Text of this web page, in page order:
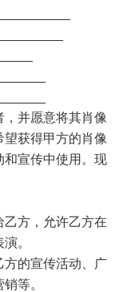
并愿意将其肖像
获得甲方的肖像
和宣传中使用。现
乙方，允许乙方在
。
方的宣传活动、广
等。